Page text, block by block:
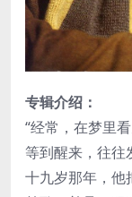
专辑介绍：
“经常，在梦里
等到醒来，往往
十九岁那年，他